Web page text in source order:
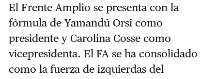
El Frente Amplio se presenta con la
fórmula de Yamandú Orsi como
presidente y Carolina Cosse como
vicepresidenta. El FA se ha consolidado
como la fuerza de izquierdas del